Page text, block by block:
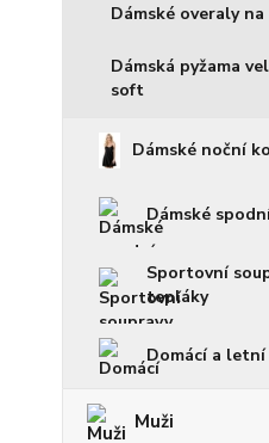
Dámské overaly
Dámská pyžama
soft
Dámské noční
Dámské
Sportovní
tepláky
Domácí a
Muži